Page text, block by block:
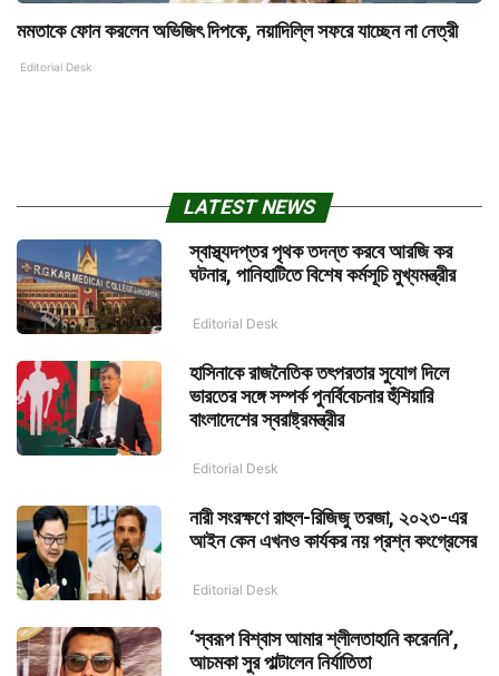
মমতাকে ফোন করলেন অভিজিৎ দিপকে, নয়াদিল্লি সফরে যাচ্ছেন না নেত্রী
Editorial Desk
LATEST NEWS
স্বাস্থ্যদপ্তর পৃথক তদন্ত করবে আরজি কর
ঘটনার, পানিহাটিতে বিশেষ কর্মসূচি মুখ্যমন্ত্রীর
Editorial Desk
হাসিনাকে রাজনৈতিক তৎপরতার সুযোগ দিলে
ভারতের সঙ্গে সম্পর্ক পুনর্বিবেচনার হুঁশিয়ারি
বাংলাদেশের স্বরাষ্ট্রমন্ত্রীর
Editorial Desk
নারী সংরক্ষণে রাহুল-রিজিজু তরজা, ২০২৩-এর
আইন কেন এখনও কার্যকর নয় প্রশ্ন কংগ্রেসের
Editorial Desk
‘স্বরূপ বিশ্বাস আমার শ্লীলতাহানি করেননি’,
আচমকা সুর পাল্টালেন নির্যাতিতা